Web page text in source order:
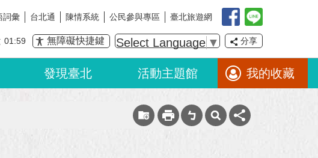
詞彙 台北通 陳情系統 公民參與專區 臺北旅遊網
01:59 無障礙快捷鍵 Select Language ▼ 分享
發現臺北 活動主題館 我的收藏